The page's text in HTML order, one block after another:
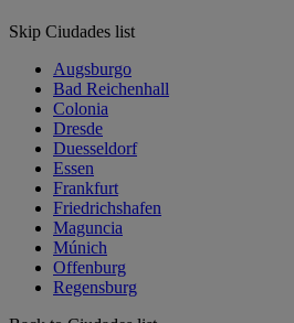
Skip Ciudades list
Augsburgo
Bad Reichenhall
Colonia
Dresde
Duesseldorf
Essen
Frankfurt
Friedrichshafen
Maguncia
Múnich
Offenburg
Regensburg